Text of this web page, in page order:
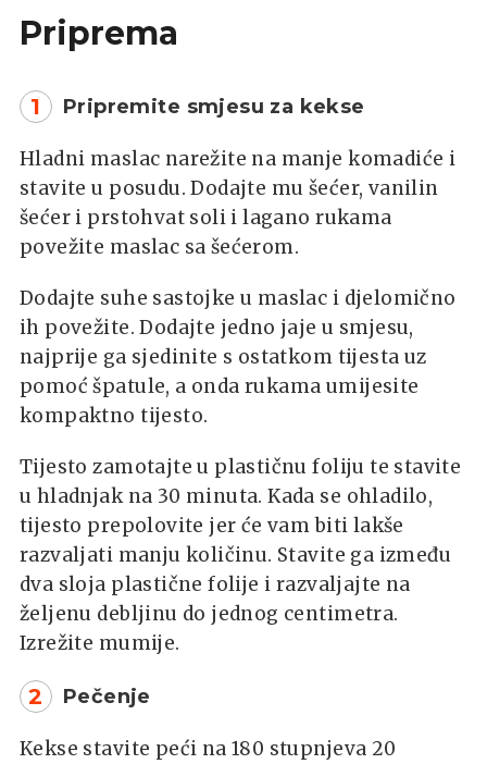
Priprema
1 Pripremite smjesu za kekse
Hladni maslac narežite na manje komadiće i
stavite u posudu. Dodajte mu šećer, vanilin
šećer i prstohvat soli i lagano rukama
povežite maslac sa šećerom.
Dodajte suhe sastojke u maslac i djelomično
ih povežite. Dodajte jedno jaje u smjesu,
najprije ga sjedinite s ostatkom tijesta uz
pomoć špatule, a onda rukama umijesite
kompaktno tijesto.
Tijesto zamotajte u plastičnu foliju te stavite
u hladnjak na 30 minuta. Kada se ohladilo,
tijesto prepolovite jer će vam biti lakše
razvaljati manju količinu. Stavite ga između
dva sloja plastične folije i razvaljajte na
željenu debljinu do jednog centimetra.
Izrežite mumije.
2 Pečenje
Kekse stavite peći na 180 stupnjeva 20